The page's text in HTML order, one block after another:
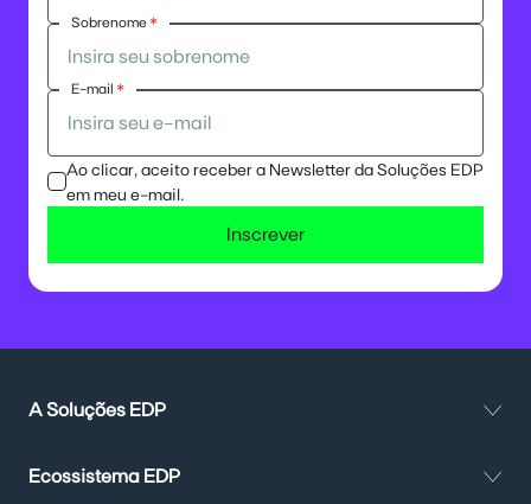
Sobrenome *
E-mail *
Ao clicar, aceito receber a Newsletter da Soluções EDP
em meu e-mail.
Inscrever
A Soluções EDP
Ecossistema EDP